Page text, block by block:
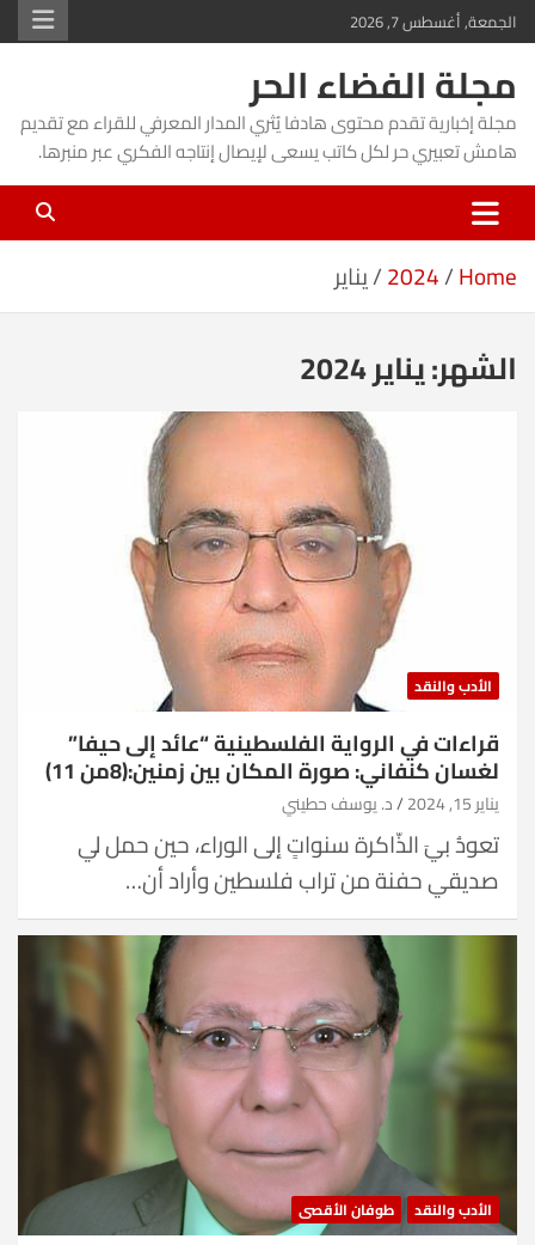
Skip
to
content
الجمعة, أغسطس 7, 2026
مجلة الفضاء الحر
مجلة إخبارية تقدم محتوى هادفا يُثري المدار المعرفي للقراء مع تقديم
هامش تعبيري حر لكل كاتب يسعى لإيصال إنتاجه الفكري عبر منبرها.
Home
2024 يناير
الشهر:يناير 2024
الأدب والنقد
قراءات في الرواية الفلسطينية “عائد إلى حيفا”
لغسان كنفاني: صورة المكان بين زمنين:(8من 11)
يناير 15, 2024 د. يوسف حطيني
تعودُ بيَ الذّاكرة سنواتٍ إلى الوراء، حين حمل لي
صديقي حفنة من تراب فلسطين وأراد أن…
الأدب والنقد طوفان الأقصى